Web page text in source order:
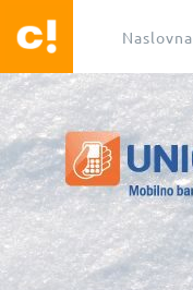
Naslovna